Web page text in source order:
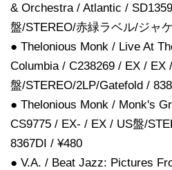
& Orchestra / Atlantic /
盤/STEREO/赤緑ラベル/ジャ
● Thelonious Monk / Live At
Columbia / C238269 / EX / EX
盤/STEREO/2LP/Gatefold /
● Thelonious Monk / Monk's
CS9775 / EX- / EX / US盤/
8367DI / ¥480
● V.A. / Beat Jazz: Pictures